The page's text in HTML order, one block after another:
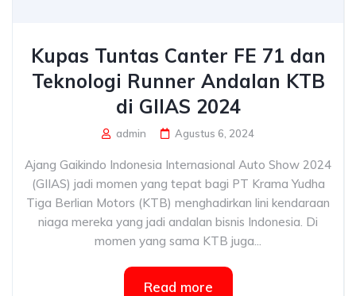
Kupas Tuntas Canter FE 71 dan
Teknologi Runner Andalan KTB
di GIIAS 2024
admin Agustus 6, 2024
Ajang Gaikindo Indonesia Internasional Auto Show 2024
(GIIAS) jadi momen yang tepat bagi PT Krama Yudha
Tiga Berlian Motors (KTB) menghadirkan lini kendaraan
niaga mereka yang jadi andalan bisnis Indonesia. Di
momen yang sama KTB juga...
Read more